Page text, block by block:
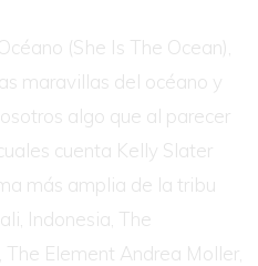
(She Is The Ocean),
maravillas del océano y
algo que al parecer
cuenta Kelly Slater
más amplia de la tribu
Indonesia, The
Element Andrea Moller,